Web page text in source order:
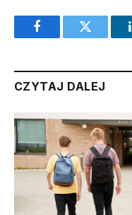
FacebookTwitter
CZYTAJ DALEJ